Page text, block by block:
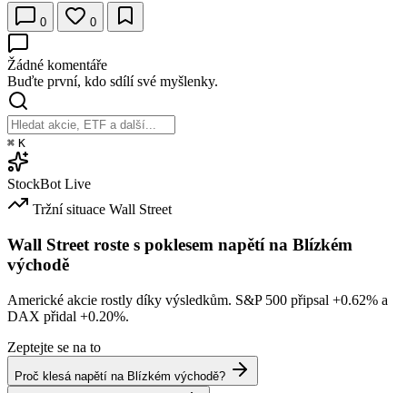
0 0
Žádné komentáře
Buďte první, kdo sdílí své myšlenky.
⌘ K
StockBot Live
Tržní situace Wall Street
Wall Street roste s poklesem napětí na Blízkém
východě
Americké akcie rostly díky výsledkům. S&P 500 připsal +0.62% a
DAX přidal +0.20%.
Zeptejte se na to
Proč klesá napětí na Blízkém východě?